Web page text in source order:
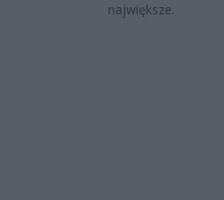
największe.